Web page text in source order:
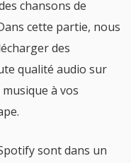
chansons de
cette partie, nous
des
qualité audio sur
à vos
sont dans un